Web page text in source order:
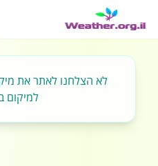
לא הצלחנו לאתר את
למיקום